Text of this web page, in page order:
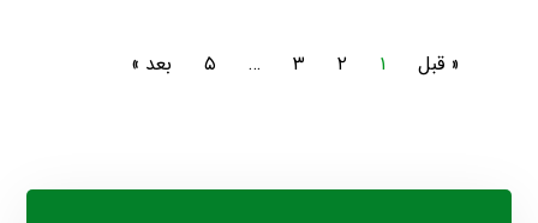
« قبل ۱ ۲ ۳ … ۵ بعد »